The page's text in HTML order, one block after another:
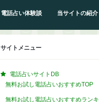
電話占い体験談 当サイトの紹介
サイトメニュー
電話占いサイトDB
無料お試し電話占いおすすめTOP
無料お試し電話占いおすすめランキ